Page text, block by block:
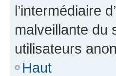
l’intermédiaire
malveillante du
utilisateurs
Haut